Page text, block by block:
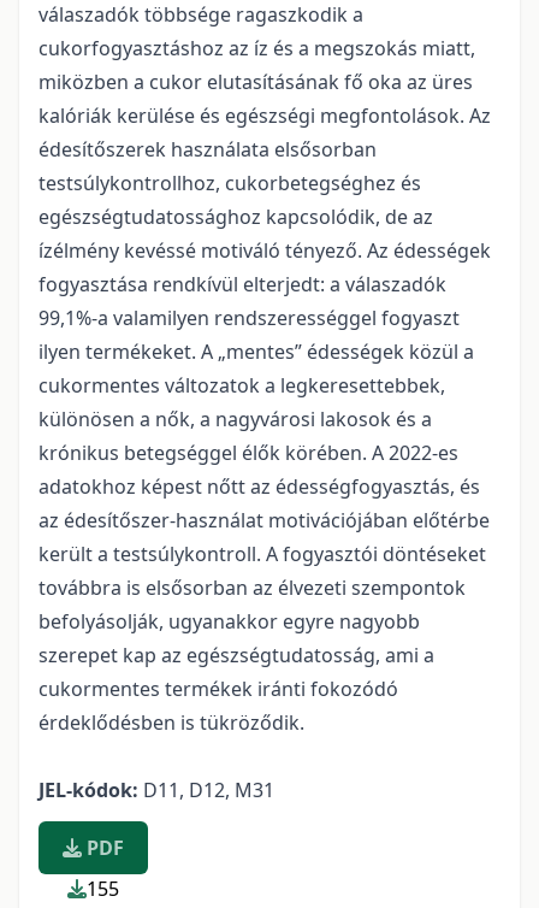
válaszadók többsége ragaszkodik a
cukorfogyasztáshoz az íz és a megszokás miatt,
miközben a cukor elutasításának fő oka az üres
kalóriák kerülése és egészségi megfontolások. Az
édesítőszerek használata elsősorban
testsúlykontrollhoz, cukorbetegséghez és
egészségtudatossághoz kapcsolódik, de az
ízélmény kevéssé motiváló tényező. Az édességek
fogyasztása rendkívül elterjedt: a válaszadók
99,1%-a valamilyen rendszerességgel fogyaszt
ilyen termékeket. A „mentes” édességek közül a
cukormentes változatok a legkeresettebbek,
különösen a nők, a nagyvárosi lakosok és a
krónikus betegséggel élők körében. A 2022-es
adatokhoz képest nőtt az édességfogyasztás, és
az édesítőszer-használat motivációjában előtérbe
került a testsúlykontroll. A fogyasztói döntéseket
továbbra is elsősorban az élvezeti szempontok
befolyásolják, ugyanakkor egyre nagyobb
szerepet kap az egészségtudatosság, ami a
cukormentes termékek iránti fokozódó
érdeklődésben is tükröződik.
JEL-kódok: D11, D12, M31
PDF
155